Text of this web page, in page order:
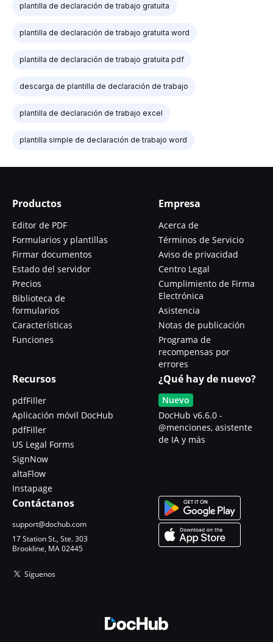
plantilla de declaración de trabajo gratuita
plantilla de declaración de trabajo gratuita word
plantilla de declaración de trabajo gratuita pdf
descarga de plantilla de declaración de trabajo
plantilla de declaración de trabajo excel
plantilla simple de declaración de trabajo word
Productos
Editor de PDF
Formularios y plantillas
Firmar documentos
Estado del servidor
Precios
Biblioteca de
formularios
Características
Funciones
Empresa
Acerca de
Términos de Servicio
Aviso de privacidad
Centro Legal
Cumplimiento de Firma
Electrónica
Asistencia
Notas de publicación
Programa de
recompensas por
errores
Recursos
pdfFiller
Aplicación móvil DocHub
pdfFiller
US Legal Forms
SignNow
altaFlow
Instapage
¿Qué hay de nuevo?
Nuevo
DocHub v6.6.0 -
@menciones, asistente
de IA y más
Contáctanos
support@dochub.com
17 Station St., Ste. 303
Brookline, MA 02445
Síguenos